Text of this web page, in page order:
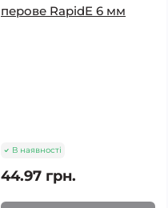
перове RapidE 6 мм
В наявності
44.97 грн.